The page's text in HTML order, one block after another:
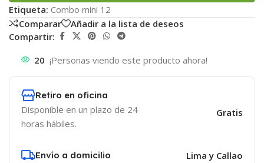
Etiqueta: Combo mini 12
Comparar
Añadir a la lista de deseos
Compartir:
20 ¡Personas viendo este producto ahora!
Retiro en oficina
Disponible en un plazo de 24
horas hábiles.
Gratis
Envío a domicilio
Lima y Callao